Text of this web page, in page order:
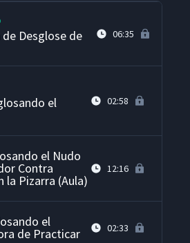
de Desglose de 06:35
el 02:58
el Nudo
Contra
la Pizarra (Aula)
12:16
el
de Practicar 02:33